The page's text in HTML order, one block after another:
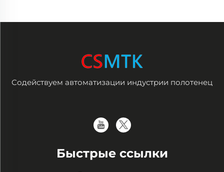
Содействуем автоматизации индустрии полотенец
Быстрые ссылки